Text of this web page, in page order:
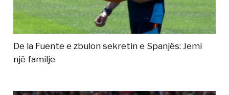
De la Fuente e zbulon sekretin e Spanjës: Jemi
një familje